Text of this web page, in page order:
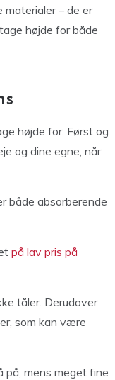
materialer – de er
højde for både
højde for. Først og
og dine egne, når
både absorberende
på lav pris på
tåler. Derudover
som kan være
på, mens meget fine